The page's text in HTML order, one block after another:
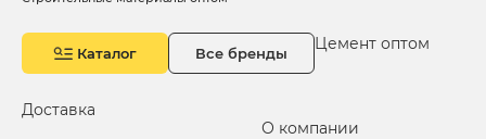
Каталог Все бренды Цемент оптом
Доставка
О компании